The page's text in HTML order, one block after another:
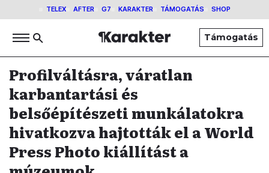
TELEX AFTER G7 KARAKTER TÁMOGATÁS SHOP
Támogatás
Profilváltásra, váratlan
karbantartási és
belsőépítészeti munkálatokra
hivatkozva hajtották el a World
Press Photo kiállítást a